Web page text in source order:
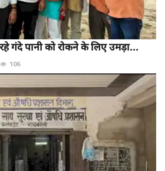
गंदे पानी को रोकने के लिए उमड़ा...
106